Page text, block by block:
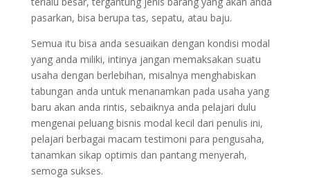
pasarkan, bisa berupa tas, sepatu, atau baju.
Semua itu bisa anda sesuaikan dengan kondisi modal
yang anda miliki, intinya jangan memaksakan suatu
usaha dengan berlebihan, misalnya menghabiskan
tabungan anda untuk menanamkan pada usaha yang
baru akan anda rintis, sebaiknya anda pelajari dulu
mengenai peluang bisnis modal kecil dari penulis ini,
pelajari berbagai macam testimoni para pengusaha,
tanamkan sikap optimis dan pantang menyerah,
semoga sukses.